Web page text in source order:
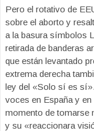
Pero el rotativo de
sobre el aborto y
a la basura símbolos
retirada de banderas
que están levantado
extrema derecha
ley del «Solo sí es
voces en España y en
momento de tomarse
y su «reaccionara